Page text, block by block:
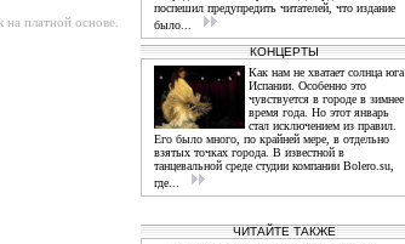
платной основе.
поспешил предупредить читателей, что издание
было...
КОНЦЕРТЫ
Как нам не хватает солнца юга
Испании. Особенно это
чувствуется в городе в зимнее
время года. Но этот январь
стал исключением из правил.
Его было много, по крайней мере, в отдельно
взятых точках города. В известной в
танцевальной среде студии компании Bolero.su,
где...
ЧИТАЙТЕ ТАКЖЕ